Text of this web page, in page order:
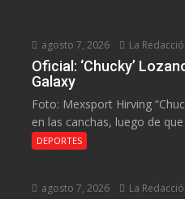
agosto 7, 2026 La
Oficial: ‘Chucky’
Galaxy
Foto: Mexsport Hirving
en las canchas, luego de que
DEPORTES
agosto 7, 2026 La